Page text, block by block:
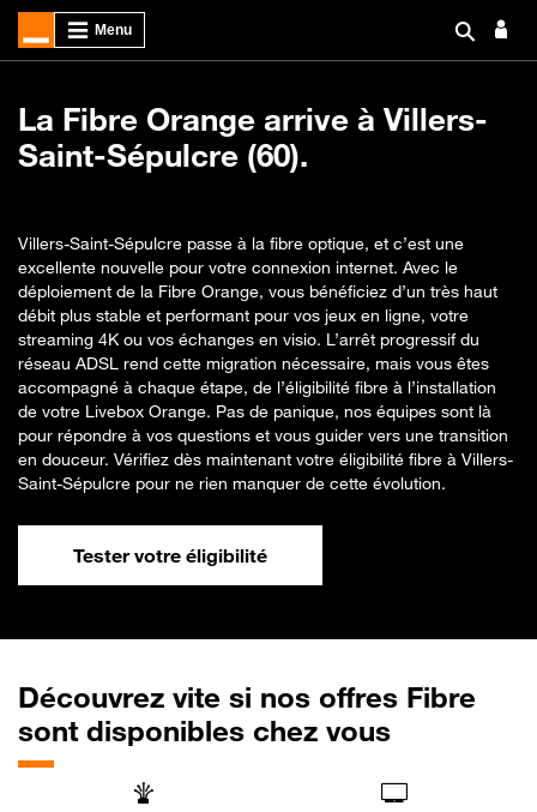
La Fibre Orange arrive à Villers-
Saint-Sépulcre (60).
Villers-Saint-Sépulcre passe à la fibre optique, et c’est une
excellente nouvelle pour votre connexion internet. Avec le
déploiement de la Fibre Orange, vous bénéficiez d’un très haut
débit plus stable et performant pour vos jeux en ligne, votre
streaming 4K ou vos échanges en visio. L’arrêt progressif du
réseau ADSL rend cette migration nécessaire, mais vous êtes
accompagné à chaque étape, de l’éligibilité fibre à l’installation
de votre Livebox Orange. Pas de panique, nos équipes sont là
pour répondre à vos questions et vous guider vers une transition
en douceur. Vérifiez dès maintenant votre éligibilité fibre à Villers-
Saint-Sépulcre pour ne rien manquer de cette évolution.
Tester votre éligibilité
Découvrez vite si nos offres Fibre
sont disponibles chez vous